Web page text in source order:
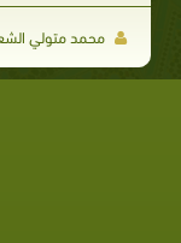
محمد متولي